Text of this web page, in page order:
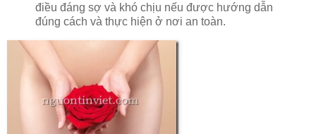
điều đáng sợ và khó chịu nếu được hướng dẫn
đúng cách và thực hiện ở nơi an toàn.